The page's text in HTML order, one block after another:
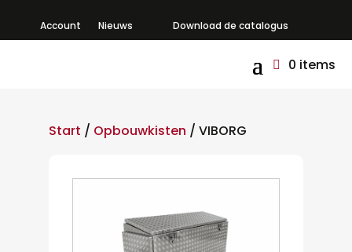
Account Nieuws Download de catalogus
0 items
Start / Opbouwkisten / VIBORG